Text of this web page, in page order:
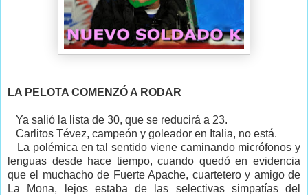
LA PELOTA COMENZÓ A RODAR
Ya salió la lista de 30, que se reducirá a 23.
Carlitos Tévez, campeón y goleador en Italia, no está.
La polémica en tal sentido viene caminando micrófonos y
lenguas desde hace tiempo, cuando quedó en evidencia
que el muchacho de Fuerte Apache, cuartetero y amigo de
La Mona, lejos estaba de las selectivas simpatías del